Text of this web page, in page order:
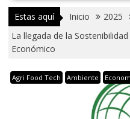
Estas aquí Inicio 2025
La llegada de la
Económico
Agri Food Tech Ambiente